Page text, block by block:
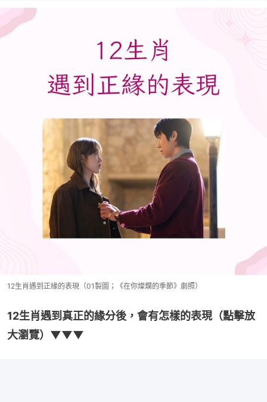
12生肖遇到正緣的表現（01製圖；《在你燦爛的季節》劇照）
12生肖遇到真正的緣分後，會有怎樣的表現（點擊放
大瀏覽）▼▼▼